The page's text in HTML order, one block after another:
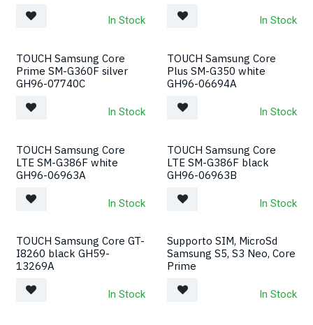
In Stock In Stock
TOUCH Samsung Core
Prime SM-G360F silver
GH96-07740C
In Stock
TOUCH Samsung Core
Plus SM-G350 white
GH96-06694A
In Stock
TOUCH Samsung Core
LTE SM-G386F white
GH96-06963A
In Stock
TOUCH Samsung Core
LTE SM-G386F black
GH96-06963B
In Stock
TOUCH Samsung Core GT-
I8260 black GH59-
13269A
In Stock
Supporto SIM, MicroSd
Samsung S5, S3 Neo, Core
Prime
In Stock